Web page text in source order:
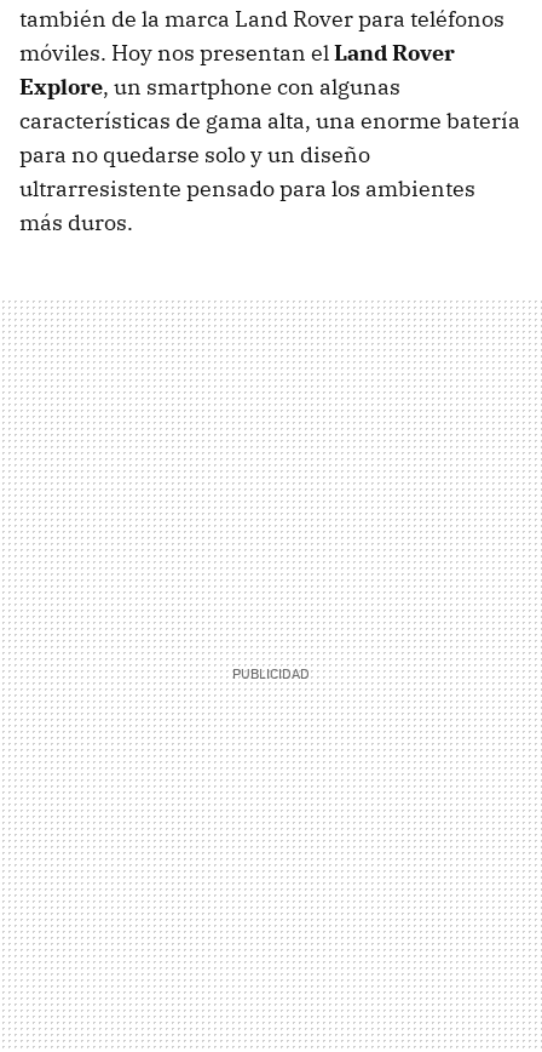
también de la marca Land Rover para teléfonos
móviles. Hoy nos presentan elLand Rover
Explore, un smartphone con algunas
características de gama alta, una enorme batería
para no quedarse solo y un diseño
ultrarresistente pensado para los ambientes
más duros.